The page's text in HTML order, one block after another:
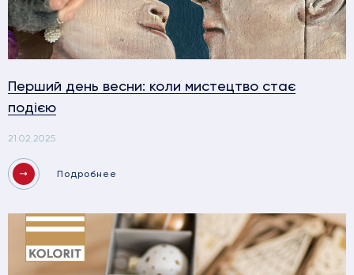
Перший день весни: коли мистецтво стає
подією
21.02.2025
Подробнее